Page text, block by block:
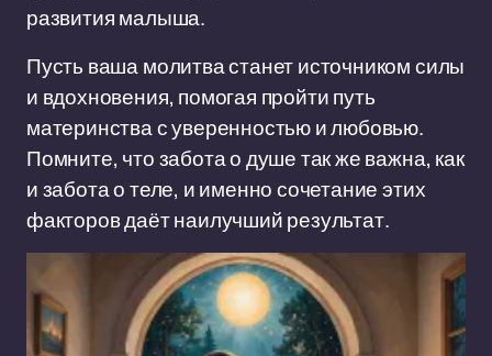
развития малыша.
Пусть ваша молитва станет источником силы
и вдохновения, помогая пройти путь
материнства с уверенностью и любовью.
Помните, что забота о душе так же важна, как
и забота о теле, и именно сочетание этих
факторов даёт наилучший результат.